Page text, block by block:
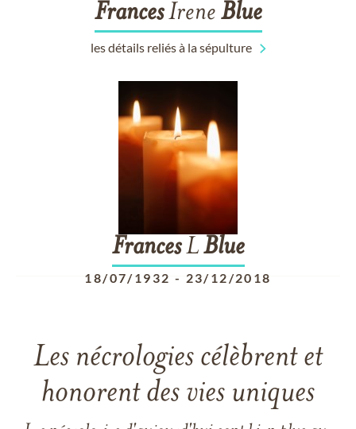
FrancesIrene Blue
les détails reliés à la sépulture
FrancesLBlue
18/07/1932 - 23/12/2018
Les nécrologies célèbrent et
honorent des vies uniques